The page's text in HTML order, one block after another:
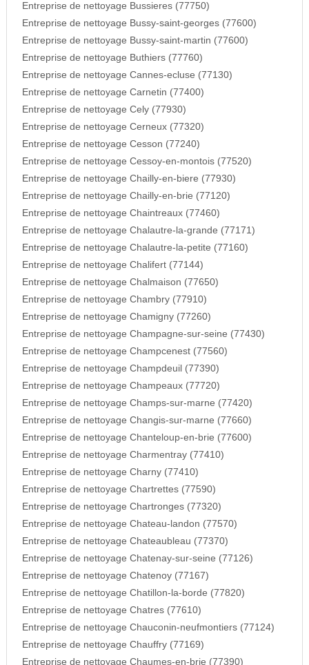
Entreprise de nettoyage Bussieres (77750)
Entreprise de nettoyage Bussy-saint-georges (77600)
Entreprise de nettoyage Bussy-saint-martin (77600)
Entreprise de nettoyage Buthiers (77760)
Entreprise de nettoyage Cannes-ecluse (77130)
Entreprise de nettoyage Carnetin (77400)
Entreprise de nettoyage Cely (77930)
Entreprise de nettoyage Cerneux (77320)
Entreprise de nettoyage Cesson (77240)
Entreprise de nettoyage Cessoy-en-montois (77520)
Entreprise de nettoyage Chailly-en-biere (77930)
Entreprise de nettoyage Chailly-en-brie (77120)
Entreprise de nettoyage Chaintreaux (77460)
Entreprise de nettoyage Chalautre-la-grande (77171)
Entreprise de nettoyage Chalautre-la-petite (77160)
Entreprise de nettoyage Chalifert (77144)
Entreprise de nettoyage Chalmaison (77650)
Entreprise de nettoyage Chambry (77910)
Entreprise de nettoyage Chamigny (77260)
Entreprise de nettoyage Champagne-sur-seine (77430)
Entreprise de nettoyage Champcenest (77560)
Entreprise de nettoyage Champdeuil (77390)
Entreprise de nettoyage Champeaux (77720)
Entreprise de nettoyage Champs-sur-marne (77420)
Entreprise de nettoyage Changis-sur-marne (77660)
Entreprise de nettoyage Chanteloup-en-brie (77600)
Entreprise de nettoyage Charmentray (77410)
Entreprise de nettoyage Charny (77410)
Entreprise de nettoyage Chartrettes (77590)
Entreprise de nettoyage Chartronges (77320)
Entreprise de nettoyage Chateau-landon (77570)
Entreprise de nettoyage Chateaubleau (77370)
Entreprise de nettoyage Chatenay-sur-seine (77126)
Entreprise de nettoyage Chatenoy (77167)
Entreprise de nettoyage Chatillon-la-borde (77820)
Entreprise de nettoyage Chatres (77610)
Entreprise de nettoyage Chauconin-neufmontiers (77124)
Entreprise de nettoyage Chauffry (77169)
Entreprise de nettoyage Chaumes-en-brie (77390)